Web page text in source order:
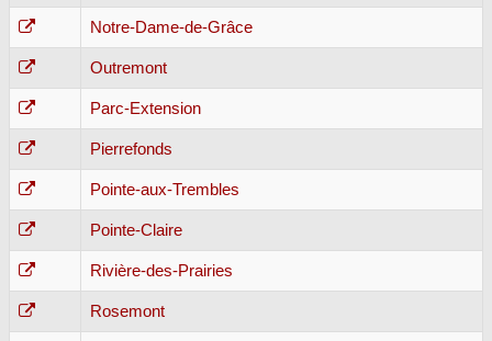
Notre-Dame-de-Grâce
Outremont
Parc-Extension
Pierrefonds
Pointe-aux-Trembles
Pointe-Claire
Rivière-des-Prairies
Rosemont